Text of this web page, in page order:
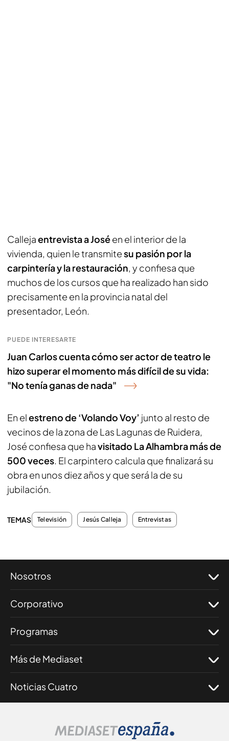
Callejaentrevista a Joséen el interior de la
vivienda, quien le transmitesu pasión por la
carpintería y la restauración, y confiesa que
muchos de los cursos que ha realizado han sido
precisamente en la provincia natal del
presentador, León.
PUEDE INTERESARTE
Juan Carlos cuenta cómo ser actor de teatro le
hizo superar el momento más difícil de su vida:
"No tenía ganas de nada"
En elestreno de ‘Volando Voy’ junto al resto de
vecinos de la zona de Las Lagunas de Ruidera,
José confiesa que havisitado La Alhambra más de
500 veces. El carpintero calcula que finalizará su
obra en unos diez años y que será la de su
jubilación.
TEMAS Televisión Jesús Calleja Entrevistas
Nosotros
Corporativo
Programas
Más de Mediaset
Noticias Cuatro